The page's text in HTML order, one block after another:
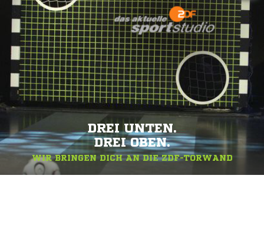
DREI UNTEN.
DREI OBEN.
WIR BRINGEN DICH AN DIE ZDF-TORWAND